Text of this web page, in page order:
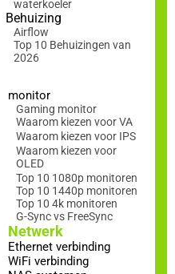
waterkoeler
Behuizing
Airflow
Top 10 Behuizingen van
2026
monitor
Gaming monitor
Waarom kiezen voor VA
Waarom kiezen voor IPS
Waarom kiezen voor
OLED
Top 10 1080p monitoren
Top 10 1440p monitoren
Top 10 4k monitoren
G-Sync vs FreeSync
Netwerk
Ethernet verbinding
WiFi verbinding